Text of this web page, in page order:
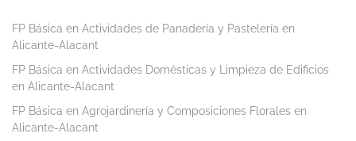
FP Básica en Actividades de Panadería y Pastelería en
Alicante-Alacant
FP Básica en Actividades Domésticas y Limpieza de Edificios
en Alicante-Alacant
FP Básica en Agrojardinería y Composiciones Florales en
Alicante-Alacant